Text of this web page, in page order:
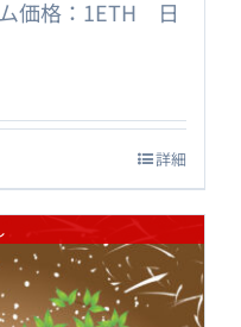
価格：1ETH 日
詳細